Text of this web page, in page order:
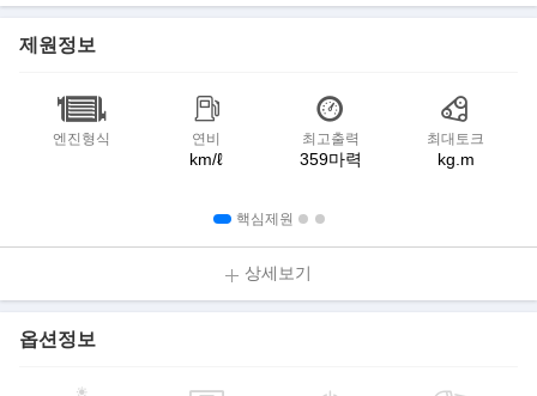
제원정보
엔진형식 연비
km/ℓ
최고출력
359마력
최대토크
kg.m
핵심제원
상세보기
옵션정보